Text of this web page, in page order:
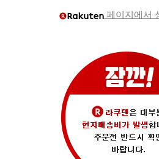
페이지에서